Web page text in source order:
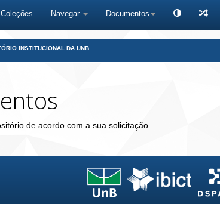
Navegar Documentos
INSTITUCIONAL DA UNB
de acordo com a sua solicitação.